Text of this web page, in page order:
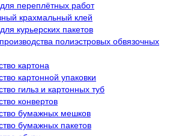
переплётных работ
крахмальный клей
курьерских пакетов
полиэстровых обвязочных
картона
картонной упаковки
гильз и картонных туб
конвертов
бумажных мешков
бумажных пакетов